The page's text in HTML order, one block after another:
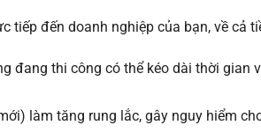
đến doanh nghiệp của bạn, về cả
đang thi công có thể kéo dài thời gian
làm tăng rung lắc, gây nguy hiểm